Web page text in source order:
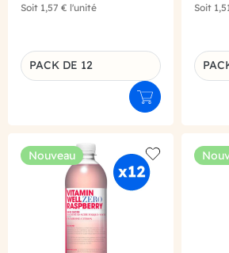
Soit 1,57 € l'unité
Déclinaison du produit
PACK DE 12
Ajouter au panier
Soit
Nouveau
Add to